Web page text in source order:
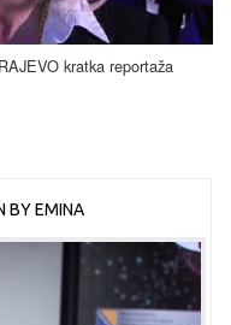
kratka reportaža
BY EMINA